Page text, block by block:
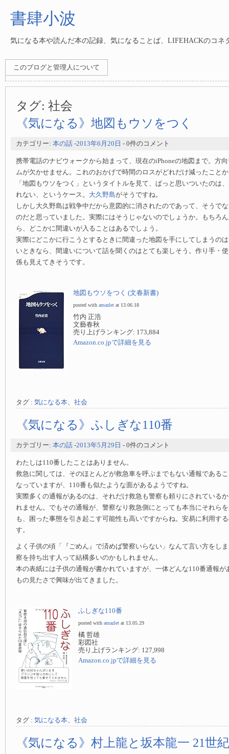
書肆小波
気になる本や読んだ本の記録、気になることば、LIFEHACKのコネ
このブログと管理人について
タグ: 社会
《気になる》地図もウソをつく
カテゴリー: 本の話 -2013年6月20日 - 0件のコメント
携帯電話のナビウォークから始まって、現在のiPhoneの地図まで。方
ムが欠かせません。これのおかげで時間のロスがどれだけ減ったこと
「地図もウソをつく」というタイトルを見て、ぱっと思いついたのは
れない、というケース。 大久野島がそうですね。
しかし大久野島は戦争中だから意図的に消されたのであって、そうで
のだと思っていました。実際にはそうじゃないのでしょうか。もちろ
ら、どこかに間違いが入ることはあるでしょう。
実際にどこかに行こうとするときに間違った地図を手にしてしまうの
いときなら、間違いについて話を聞くのはとても楽しそう。作り手・
係も見えてきそうです。
地図もウソをつく (文春新書)
posted with amazlet at 13.06.18
竹内 正浩
文藝春秋
売り上げランキング: 173,884
Amazon.co.jpで詳細を見る
タグ : 気になる本、 社会
《気になる》ふしぎな110番
カテゴリー: 本の話 -2013年5月29日 - 0件のコメント
わたしは110番したことはありません。
救急に関しては、そのほとんどが救急車を呼ぶまでもない通報である
なっていますが、110番も似たような面があるようですね。
実際多くの通報があるのは、それだけ救急も警察も頼りにされている
れません。でもその通報が、警察なり救急側にとっても本当にそれら
も、困った事態を引き起こす可能性も高いですからね。安易に利用す
す。
よく子供の頃「『ごめん』で済めば警察いらない」なんて言い方をし
察を持ち出す人って結構多いのかもしれません。
本の表紙には子供の通報が書かれていますが、一体どんな110番通報が
もの見たさで興味が出てきました。
ふしぎな110番
posted with amazlet at 13.05.29
橘 哲雄
彩図社
売り上げランキング: 127,998
Amazon.co.jpで詳細を見る
タグ : 気になる本、 社会
《気になる》村上龍と坂本龍一 21世